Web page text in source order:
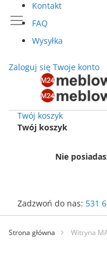
Kontakt
FAQ
Wysyłka
Zaloguj się Twoje konto
Twój koszyk
Twój koszyk
Nie
Zadzwoń do nas: 531
Przejdź
treści
Strona główna Witryna